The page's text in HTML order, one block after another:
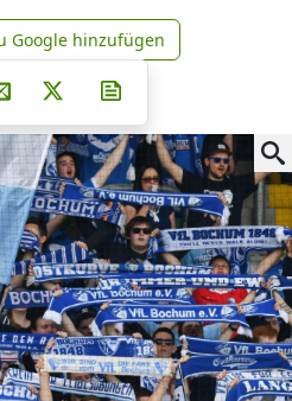
news.de zu Google
Google hinzufügen
auf Facebook
Teilen auf Whatsapp
Teilen auf Telegram
auf Pinterest
Per E-Mail teilen
Post auf X